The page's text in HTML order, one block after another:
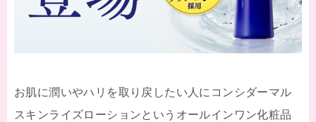
お肌に潤いやハリを取り戻したい人にコンシダーマル
スキンライズローションというオールインワン化粧品